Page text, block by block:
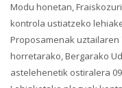
Modu honetan,
kontrola ustiatzeko
Proposamenak
horretarako, Bergarako
astelehenetik ostiralera